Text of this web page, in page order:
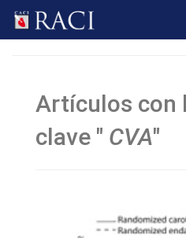
Artículos con
clave " CVA"